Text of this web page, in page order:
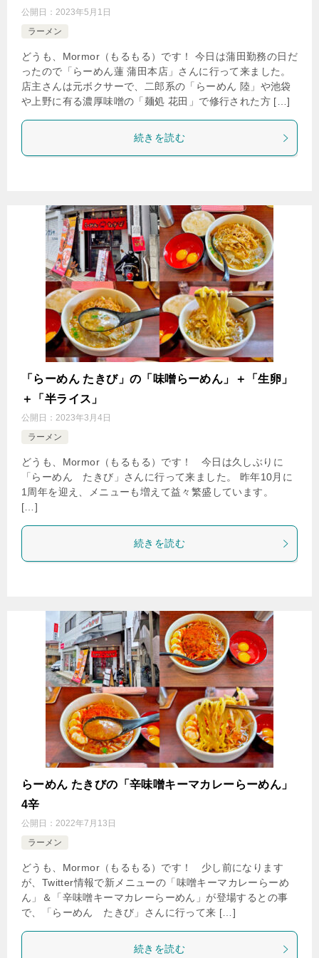
公開日： 2023年5月1日
ラーメン
どうも、Mormor（もるもる）です！ 今日は蒲田勤務の日だ
ったので「らーめん蓮 蒲田本店」さんに行って来ました。
店主さんは元ボクサーで、二郎系の「らーめん 陸」や池袋
や上野に有る濃厚味噌の「麺処 花田」で修行された方 […]
続きを読む
「らーめん たきび」の「味噌らーめん」＋「生卵」
＋「半ライス」
公開日： 2023年3月4日
ラーメン
どうも、Mormor（もるもる）です！ 今日は久しぶりに
「らーめん たきび」さんに行って来ました。 昨年10月に
1周年を迎え、メニューも増えて益々繁盛しています。
[…]
続きを読む
らーめん たきびの「辛味噌キーマカレーらーめん」
4辛
公開日： 2022年7月13日
ラーメン
どうも、Mormor（もるもる）です！ 少し前になります
が、Twitter情報で新メニューの「味噌キーマカレーらーめ
ん」＆「辛味噌キーマカレーらーめん」が登場するとの事
で、「らーめん たきび」さんに行って来 […]
続きを読む